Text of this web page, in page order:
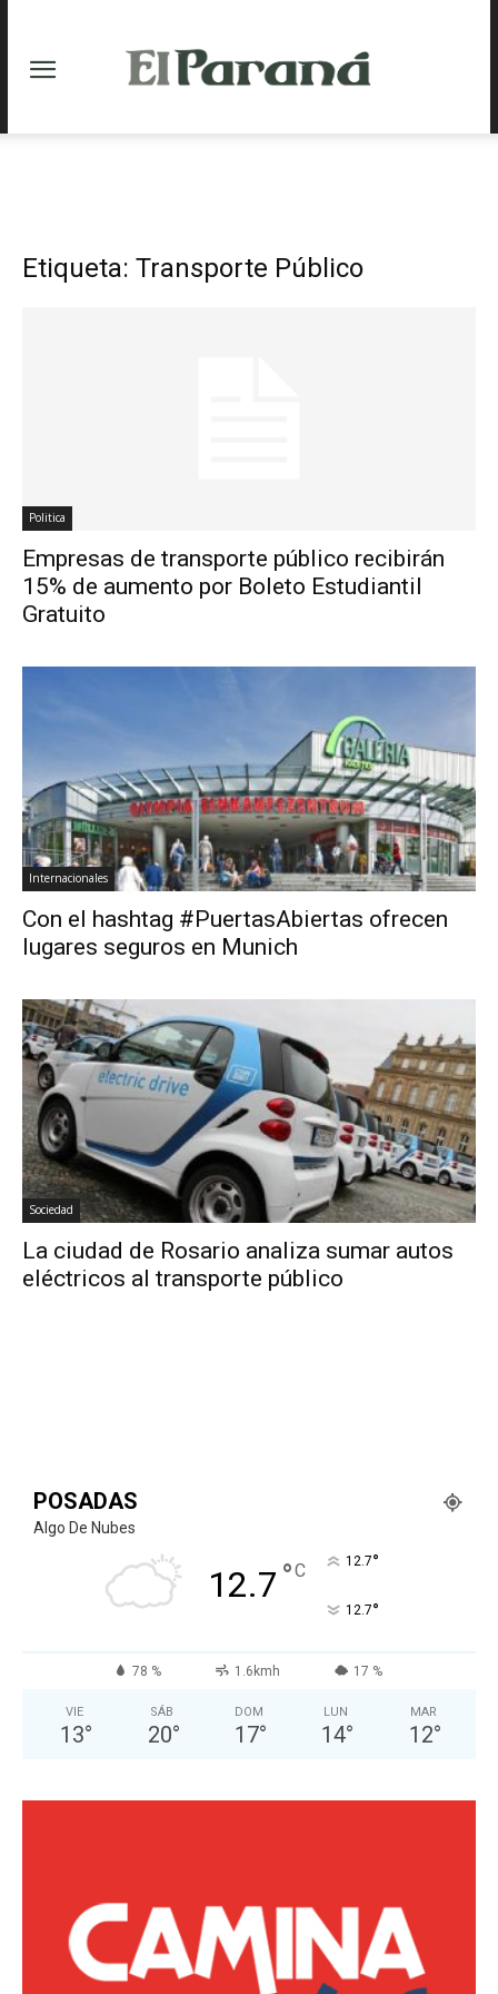
Etiqueta: Transporte Público
Politica
Empresas de transporte público recibirán
15% de aumento por Boleto Estudiantil
Gratuito
Internacionales
Con el hashtag #PuertasAbiertas ofrecen
lugares seguros en Munich
Sociedad
La ciudad de Rosario analiza sumar autos
eléctricos al transporte público
POSADAS
Algo De Nubes
12.7 °C 12.7°
12.7°
78 % 1.6kmh 17 %
VIE
13°
SÁB
20°
DOM
17°
LUN
14°
MAR
12°